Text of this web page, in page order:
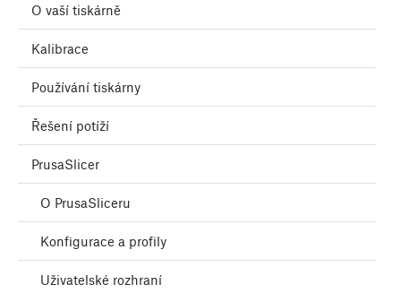
O vaší tiskárně
Kalibrace
Používání tiskárny
Řešení potíží
PrusaSlicer
O PrusaSliceru
Konfigurace a profily
Uživatelské rozhraní